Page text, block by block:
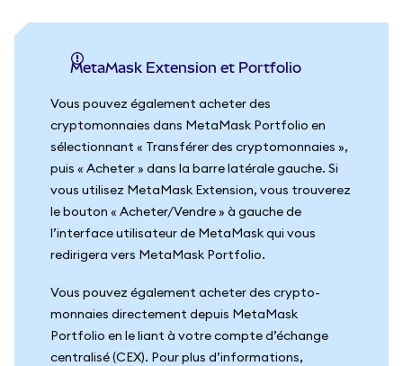
MetaMask Extension et Portfolio
Vous pouvez également acheter des
cryptomonnaies dans MetaMask Portfolio en
sélectionnant « Transférer des cryptomonnaies »,
puis « Acheter » dans la barre latérale gauche. Si
vous utilisez MetaMask Extension, vous trouverez
le bouton « Acheter/Vendre » à gauche de
l’interface utilisateur de MetaMask qui vous
redirigera vers MetaMask Portfolio.
Vous pouvez également acheter des crypto-
monnaies directement depuis MetaMask
Portfolio en le liant à votre compte d’échange
centralisé (CEX). Pour plus d’informations,